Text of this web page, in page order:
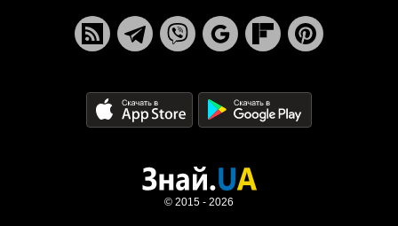
© 2015 - 2026